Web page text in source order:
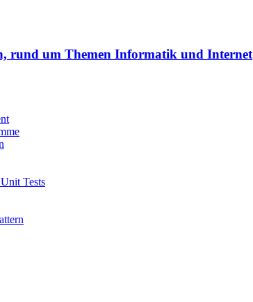
rund um Themen Informatik und Internet
Tests